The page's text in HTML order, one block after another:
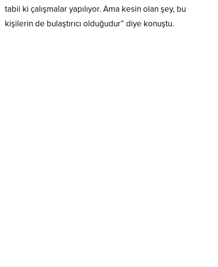
tabii ki çalışmalar yapılıyor. Ama kesin olan şey, bu
kişilerin de bulaştırıcı olduğudur” diye konuştu.